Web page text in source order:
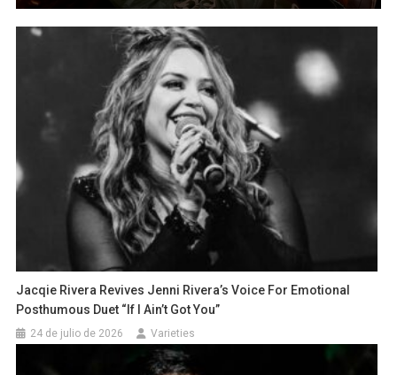
Jacqie Rivera Revives Jenni Rivera’s Voice For Emotional
Posthumous Duet “If I Ain’t Got You”
24 de julio de 2026 Varieties